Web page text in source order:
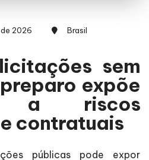
de 2026
Brasil
sem
expõe
a riscos
contratuais
públicas pode expor